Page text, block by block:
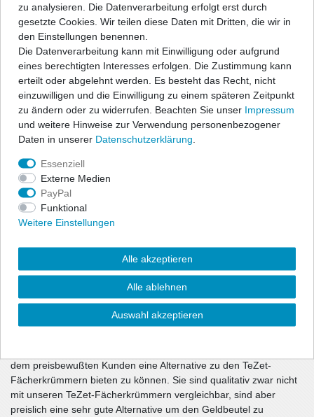
Beschreibung
Technische Daten
Angaben Produktsicherheit
gefertigte Fächerrohre. Sie überzeugen durch optimiertes
Abgasverhalten, gute Passform und sportlicheren Sound!
Im Rahmen unseres Generalvertriebs der TeZet-Fächerkrümmer
bieten wir diese einfachere Ausführung alternativ an.
dem preisbewußten Kunden eine Alternative zu den TeZet-
Fächerkrümmern bieten zu können. Sie sind qualitativ zwar nicht
mit unseren TeZet-Fächerkrümmern vergleichbar, sind aber
preislich eine sehr gute Alternative um den Geldbeutel zu
zu analysieren. Die Datenverarbeitung erfolgt erst durch
gesetzte Cookies. Wir teilen diese Daten mit Dritten, die wir in
den Einstellungen benennen.
Die Datenverarbeitung kann mit Einwilligung oder aufgrund
eines berechtigten Interesses erfolgen. Die Zustimmung kann
erteilt oder abgelehnt werden. Es besteht das Recht, nicht
einzuwilligen und die Einwilligung zu einem späteren Zeitpunkt
zu ändern oder zu widerrufen. Beachten Sie unser Impressum
und weitere Hinweise zur Verwendung personenbezogener
Daten in unserer Daten­schutz­erklärung
Essenziell
Externe Medien
PayPal
Funktional
Weitere Einstellungen
Alle akzeptieren
Alle ablehnen
Auswahl akzeptieren